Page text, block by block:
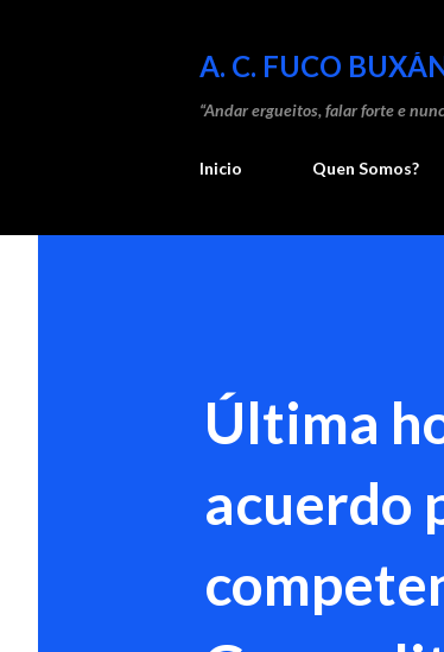
A. C. FUCO
“Andar ergueitos, falar forte e
Inicio Quen Somos?
Última
acuerdo